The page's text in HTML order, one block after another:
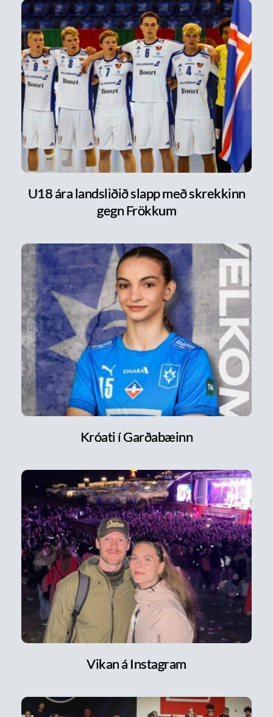
U18 ára landsliðið slapp með skrekkinn
gegn Frökkum
Króati í Garðabæinn
Vikan á Instagram